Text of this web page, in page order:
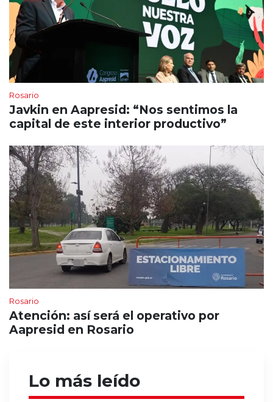
Rosario
Javkin en Aapresid: “Nos sentimos la
capital de este interior productivo”
Rosario
Atención: así será el operativo por
Aapresid en Rosario
Lo más leído